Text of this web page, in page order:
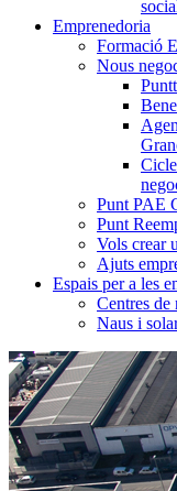
Emprenedoria
Formació
Nous
Punt PAE
Punt
Vols crear
Ajuts
Espais per a les
Centres de
Naus i